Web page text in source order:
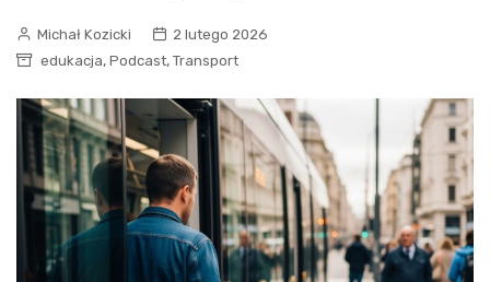
Michał Kozicki
2 lutego 2026
edukacja, Podcast, Transport